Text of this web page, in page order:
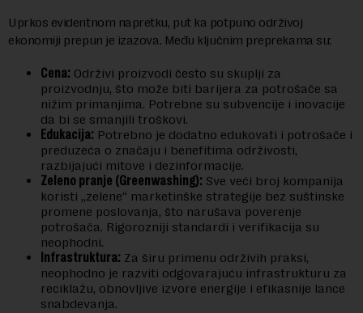
Uprkos evidentnom napretku, put ka potpuno održivoj
ekonomiji prepun je izazova. Među ključnim preprekama su:
Cena: Održivi proizvodi često su skuplji za
proizvodnju, što može biti barijera za potrošače sa
nižim primanjima. Potrebne su subvencije i inovacije
da bi se smanjili troškovi.
Edukacija: Potrebno je dodatno edukovati i potrošače i
preduzeća o značaju i benefitima održivosti,
razbijajući mitove i dezinformacije.
Zeleno pranje (Greenwashing): Sve veći broj kompanija
koristi „zelene“ marketinške strategije bez suštinske
promene poslovanja, što narušava poverenje
potrošača. Rigorozniji standardi i verifikacija su
neophodni.
Infrastruktura: Za širu primenu održivih praksi,
neophodno je razviti odgovarajuću infrastrukturu za
reciklažu, obnovljive izvore energije i efikasnije lance
snabdevanja.